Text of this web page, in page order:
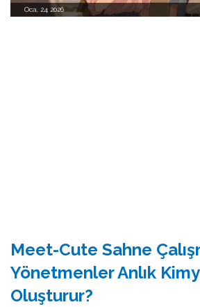
Oca, 24 2026
Meet-Cute Sahne
Yönetmenler Anlık
Oluşturur?